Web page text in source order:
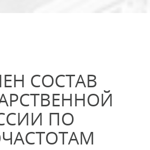
СОСТАВ
ПО